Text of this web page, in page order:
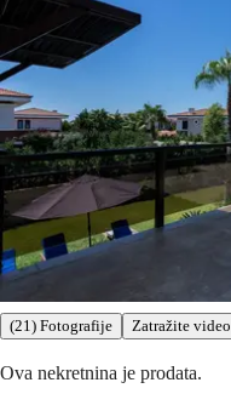
(21) Fotografije Zatražite video
Ova nekretnina je prodata.